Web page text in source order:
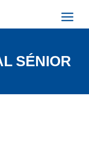
SÉNIOR